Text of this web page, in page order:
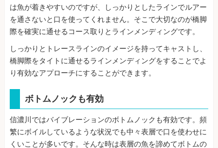
は魚が着きやすいのですが、しっかりとしたラインでルアー
を通さないと口を使ってくれません。そこで大切なのが橋脚
際を確実に通せるコース取りとラインメンディングです。
しっかりとトレースラインのイメージを持ってキャストし、
橋脚際をタイトに通せるラインメンディングをすることでよ
り有効なアプローチにすることができます。
ボトムノックも有効
信濃川ではバイブレーションのボトムノックも有効です。頻
繁にボイルしているような状況でも中々表層で口を使わせに
くいことが多いです。そんな時は表層の魚を諦めてボトムの